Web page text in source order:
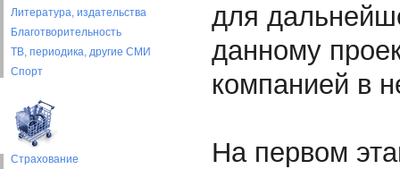
Литература, издательства
Благотворительность
ТВ, периодика, другие СМИ
Спорт
Страхование
для
данному
компанией в
На первом